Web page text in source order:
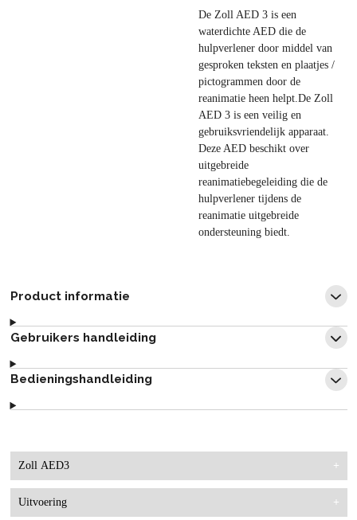
De Zoll AED 3 is een
waterdichte AED die de
hulpverlener door middel van
gesproken teksten en plaatjes /
pictogrammen door de
reanimatie heen helpt.De Zoll
AED 3 is een veilig en
gebruiksvriendelijk apparaat.
Deze AED beschikt over
uitgebreide
reanimatiebegeleiding die de
hulpverlener tijdens de
reanimatie uitgebreide
ondersteuning biedt.
Product informatie
Gebruikers handleiding
Bedieningshandleiding
Zoll AED3
Uitvoering